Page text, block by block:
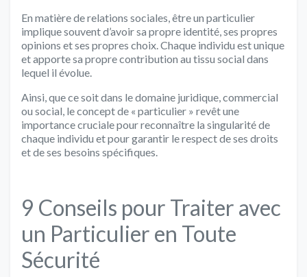
En matière de relations sociales, être un particulier
implique souvent d’avoir sa propre identité, ses propres
opinions et ses propres choix. Chaque individu est unique
et apporte sa propre contribution au tissu social dans
lequel il évolue.
Ainsi, que ce soit dans le domaine juridique, commercial
ou social, le concept de « particulier » revêt une
importance cruciale pour reconnaître la singularité de
chaque individu et pour garantir le respect de ses droits
et de ses besoins spécifiques.
9 Conseils pour Traiter avec
un Particulier en Toute
Sécurité